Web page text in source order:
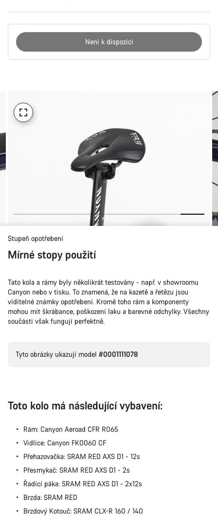
Není k dispozici
Stupeň opotřebení
Mírné stopy použití
Tato kola a rámy byly několikrát testovány - např. v showroomu
Canyon nebo v tisku. To znamená, že na kazetě a řetězu jsou
viditelné známky opotřebení. Kromě toho rám a komponenty
mohou mít škrábance, poškození laku a barevné odchylky. Všechny
součásti však fungují perfektně.
Tyto obrázky ukazují model #0001111078
Toto kolo má následující vybavení:
Rám: Canyon Aeroad CFR R065
Vidlice: Canyon FK0060 CF
Přehazovačka: SRAM RED AXS D1 - 12s
Přesmykač: SRAM RED AXS D1 - 2s
Řadící páka: SRAM RED AXS D1 - 2x12s
Brzda: SRAM RED
Brzdový Kotouč: SRAM CLX-R 160 / 140